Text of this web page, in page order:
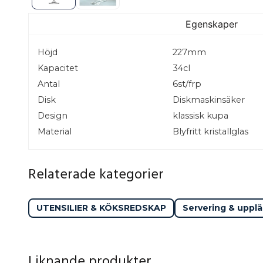
Egenskaper
Höjd
227mm
Kapacitet
34cl
Antal
6st/frp
Disk
Diskmaskinsäker
Design
klassisk kupa
Material
Blyfritt kristallglas
Relaterade kategorier
UTENSILIER & KÖKSREDSKAP Servering &